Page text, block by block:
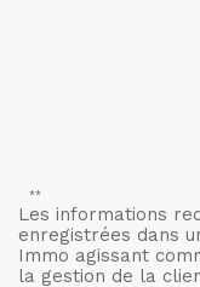
**
Les informations
enregistrées dans
Immo agissant
la gestion de la